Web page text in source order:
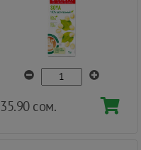
35.90 сом.